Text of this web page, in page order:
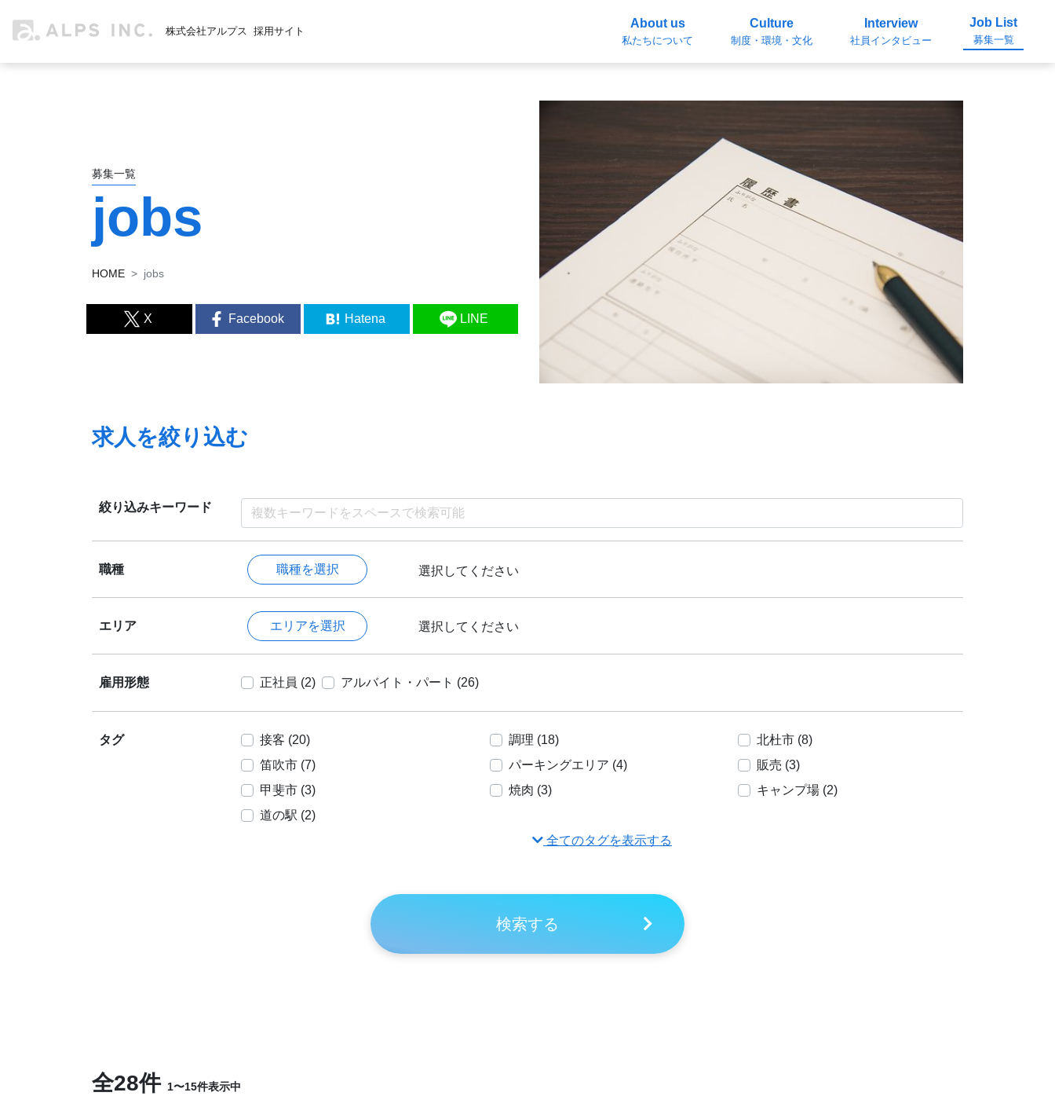
株式会社アルプス 採用サイト
About us
私たちについて
Culture
制度・環境・文化
Interview
社員インタビュー
Job List
募集一覧
募集一覧
jobs
HOME jobs
X Facebook Hatena LINE
求人を絞り込む
絞り込みキーワード
職種 職種を選択 選択してください
エリア エリアを選択 選択してください
雇用形態 正社員 (2) アルバイト・パート (26)
タグ 接客 (20) 調理 (18)
北杜市 (8)
笛吹市 (7)
パーキングエリア (4)
販売 (3)
甲斐市 (3)
焼肉 (3)
キャンプ場 (2)
道の駅 (2)
全てのタグを表示する
検索する
全28件 1〜15件表示中